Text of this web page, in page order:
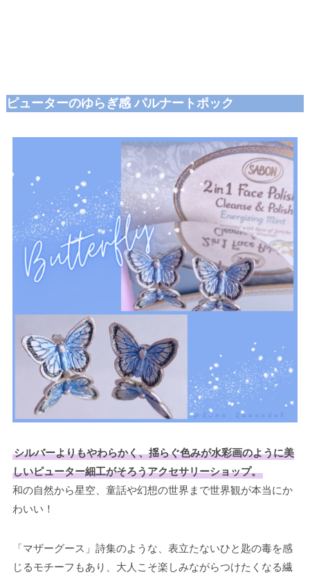
ピューターのゆらぎ感 パルナートポック
シルバーよりもやわらかく、揺らぐ色みが水彩画のように美
しいピューター細工がそろうアクセサリーショップ。
和の自然から星空、童話や幻想の世界まで世界観が本当にか
わいい！
「マザーグース」詩集のような、表立たないひと匙の毒を感
じるモチーフもあり、大人こそ楽しみながらつけたくなる繊